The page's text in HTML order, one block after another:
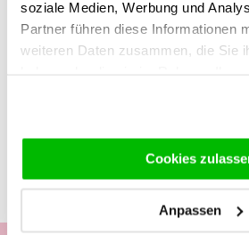
soziale Medien, Werbung und
Partner führen diese Informationen
weiteren Daten zusammen, die Sie
Cookies
Anpassen
zurückzuführen und lässt sich nicht
keinen Effekt auf das Haltbarkeit der
interessieren